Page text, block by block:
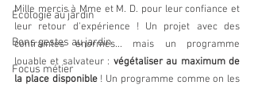
Ecologie au jardin
Bons gestes au jardin
Focus métier
Mille mercis à Mme et M. D. pour leur confiance et
leur retour d'expérience ! Un projet avec des
contraintes énormes... mais un programme
louable et salvateur : végétaliser au maximum de
la place disponible ! Un programme comme on les